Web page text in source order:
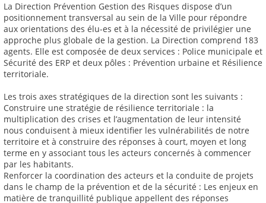
La Direction Prévention Gestion des Risques dispose d’un
positionnement transversal au sein de la Ville pour répondre
aux orientations des élu-es et à la nécessité de privilégier une
approche plus globale de la gestion. La Direction comprend 183
agents. Elle est composée de deux services : Police municipale et
Sécurité des ERP et deux pôles : Prévention urbaine et Résilience
territoriale.
Les trois axes stratégiques de la direction sont les suivants :
Construire une stratégie de résilience territoriale : la
multiplication des crises et l’augmentation de leur intensité
nous conduisent à mieux identifier les vulnérabilités de notre
territoire et à construire des réponses à court, moyen et long
terme en y associant tous les acteurs concernés à commencer
par les habitants.
Renforcer la coordination des acteurs et la conduite de projets
dans le champ de la prévention et de la sécurité : Les enjeux en
matière de tranquillité publique appellent des réponses